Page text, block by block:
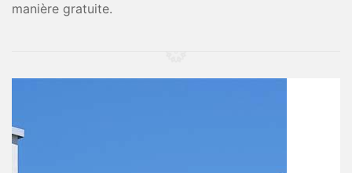
manière gratuite.